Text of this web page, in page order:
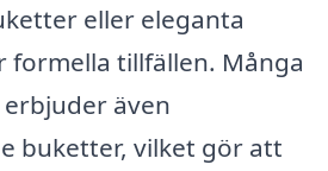
eller eleganta
formella tillfällen. Många
även
buketter, vilket gör att